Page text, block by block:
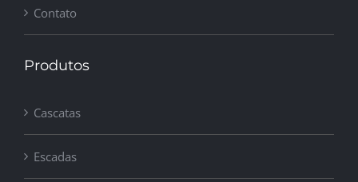
Contato
Produtos
Cascatas
Escadas